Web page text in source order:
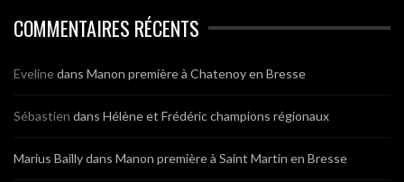
COMMENTAIRES RÉCENTS
Evelinedans Manon première à Chatenoy en Bresse
Sébastien dans Hélène et Frédéric champions régionaux
Marius Baillydans Manon première à Saint Martin en Bresse